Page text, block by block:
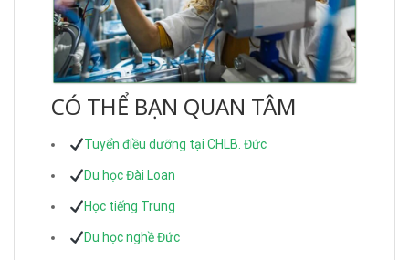
CÓ THỂ BẠN QUAN TÂM
Tuyển điều dưỡng tại CHLB. Đức
Du học Đài Loan
Học tiếng Trung
Du học nghề Đức